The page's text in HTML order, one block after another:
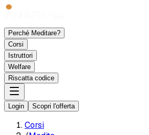
Perché Meditare?
Corsi
Istruttori
Welfare
Riscatta codice
Login Scopri l'offerta
Corsi